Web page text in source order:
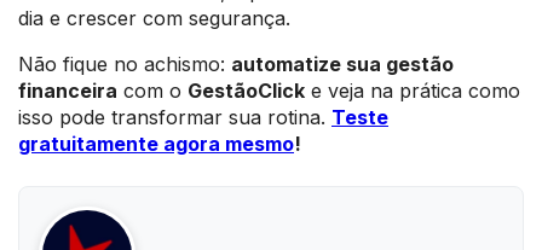
dia e crescer com segurança.
Não fique no achismo: automatize sua gestão
financeira com o GestãoClick e veja na prática como
isso pode transformar sua rotina. Teste
gratuitamente agora mesmo!